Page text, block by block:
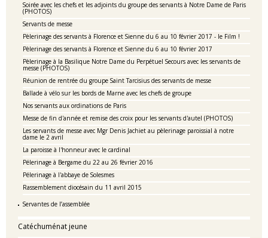
Soirée avec les chefs et les adjoints du groupe des servants à Notre Dame de Paris
(PHOTOS)
Servants de messe
Pèlerinage des servants à Florence et Sienne du 6 au 10 février 2017 - le Film !
Pèlerinage des servants à Florence et Sienne du 6 au 10 février 2017
Pèlerinage à la Basilique Notre Dame du Perpétuel Secours avec les servants de
messe (PHOTOS)
Réunion de rentrée du groupe Saint Tarcisius des servants de messe
Ballade à vélo sur les bords de Marne avec les chefs de groupe
Nos servants aux ordinations de Paris
Messe de fin d'année et remise des croix pour les servants d'autel (PHOTOS)
Les servants de messe avec Mgr Denis Jachiet au pèlerinage paroissial à notre
dame le 2 avril
La paroisse à l'honneur avec le cardinal
Pélerinage à Bergame du 22 au 26 février 2016
Pélerinage à l'abbaye de Solesmes
Rassemblement diocésain du 11 avril 2015
Servantes de l’assemblée
Catéchuménat jeune